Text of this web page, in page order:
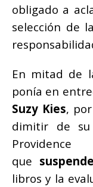
obligado a
selección de
En mitad de
ponía en
Suzy Kies,
dimitir de su
que
libros y la